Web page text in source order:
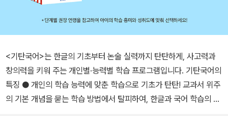
<기탄국어>는 한글의 기초부터 논술 실력까지 탄탄하게, 사고력과
창의력을 키워 주는 개인별·능력별 학습 프로그램입니다. 기탄국어의
특징 ● 개인의 학습 능력에 맞춘 학습으로 기초가 탄탄! 교과서 위주
의 기본 개념을 묻는 학습 방법에서 탈피하여, 한글과 국어 학습의 기